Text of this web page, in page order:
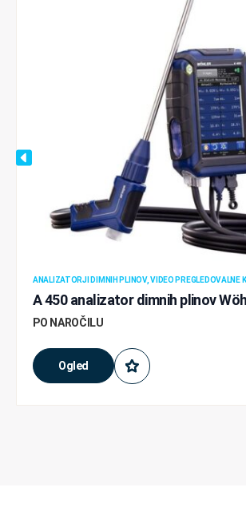
ANALIZATORJI DIMNIH PLINOV, VIDEO PREGLEDOVALNE
A 450 analizator dimnih plinov
Ogled
PO NAROČILU